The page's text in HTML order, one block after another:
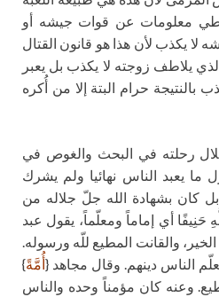
يعطي معلومات عن قوات جيشه أو
لا يكذب لأن هذا هو قانون القتال
يلاطف زوجته لا يكذب بل يعبر
حرام البتة إلا من أُكره
رحلته في البحث والغوص في
ما يعبد الناس نهائيا ولم يشرك
كان بشهادة الله جلّ جلاله من
حَنِيفًا أي إماماً ومعلّماً، يقول عبد
والقانت المطيع للّه ورسوله.
الناس دينهم. وقال مجاهد {أُمَّةً}
وعنه كان مؤمناً وحده والناس